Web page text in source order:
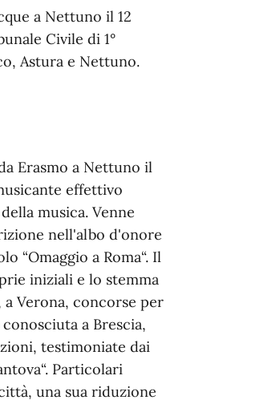
a Nettuno il 12
Civile di 1°
Astura e Nettuno.
Erasmo a Nettuno il
effettivo
musica. Venne
nell'albo d'onore
“Omaggio a Roma“. Il
iniziali e lo stemma
a Verona, concorse per
a Brescia,
testimoniate dai
Particolari
una sua riduzione